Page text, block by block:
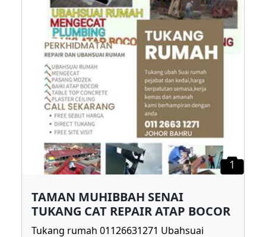
1
TAMAN MUHIBBAH SENAI
TUKANG CAT REPAIR ATAP BOCOR
Tukang rumah 01126631271 Ubahsuai